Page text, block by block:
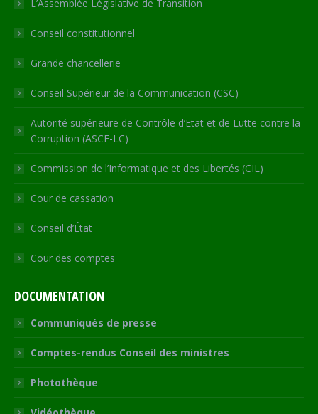
new
window
new
window
new
window
new
window
in
new
L’Assemblée Législative de Transition
Conseil constitutionnel
Grande chancellerie
Conseil Supérieur de la Communication (CSC)
Autorité supérieure de Contrôle d’Etat et de Lutte contre la
Corruption (ASCE-LC)
Commission de l’Informatique et des Libertés (CIL)
Cour de cassation
Conseil d’État
Cour des comptes
DOCUMENTATION
Communiqués de presse
Comptes-rendus Conseil des ministres
Photothèque